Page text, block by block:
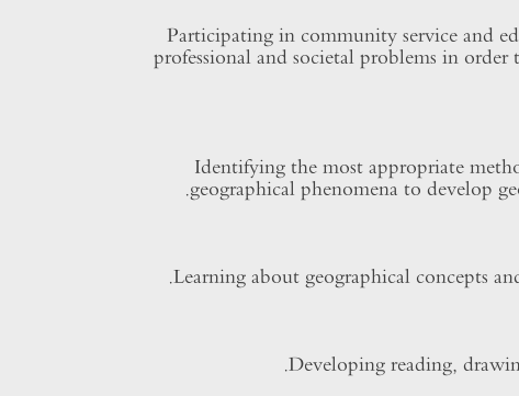
Participating in community service and
professional and societal problems in
Identifying the most appropriate
geographical phenomena to develop
Learning about geographical concepts
Developing reading,